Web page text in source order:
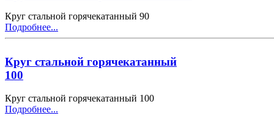
Круг стальной горячекатанный 90
Подробнее...
Круг стальной горячекатанный
100
Круг стальной горячекатанный 100
Подробнее...